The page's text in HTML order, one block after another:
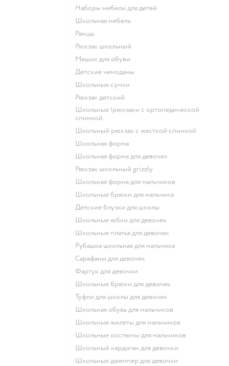
Наборы мебели для детей
Школьная мебель
Ранцы
Рюкзак школьный
Мешок для обуви
Детские чемоданы
Школьные сумки
Рюкзак детский
Школьные !рюкзаки с ортопедической
спинкой
Школьный рюкзак с жесткой спинкой
Школьная форма
Школьная форма для девочек
Рюкзак школьный grizzly
Школьная форма для мальчиков
Школьные брюки для мальчика
Детские блузки для школы
Школьные юбки для девочек
Школьные платья для девочек
Рубашка школьная для мальчика
Сарафаны для девочек
Фартук для девочки
Школьные брюки для девочек
Туфли для школы для девочек
Школьная обувь для мальчиков
Школьные жилеты для мальчиков
Школьные костюмы для мальчиков
Школьный кардиган для девочки
Школьные джемпер для девочки